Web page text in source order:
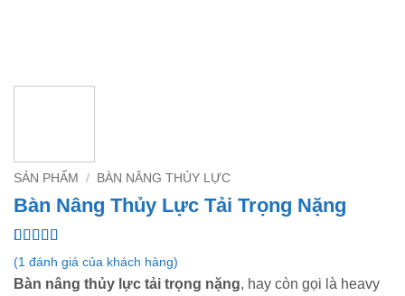
SẢN PHẨM / BÀN NÂNG THỦY LỰC
Bàn Nâng Thủy Lực Tải Trọng Nặng
5trên 5 dựa
trên
1
đánh
giá
(1 đánh giá của khách hàng)
Bàn nâng thủy lực tải trọng nặng, hay còn gọi là heavy